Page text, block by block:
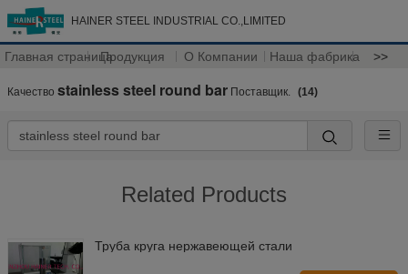
HAINER STEEL INDUSTRIAL CO.,LIMITED
Главная страницаПродукция О Компании Наша фабрика >>
Качество stainless steel round bar Поставщик. (14)
Related Products
Труба круга нержавеющей стали